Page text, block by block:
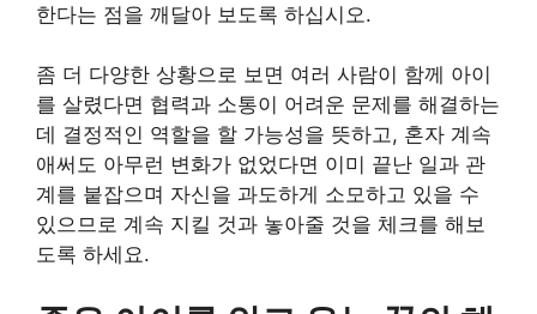
한다는 점을 깨달아 보도록 하십시오.
좀 더 다양한 상황으로 보면 여러 사람이 함께 아이
를 살렸다면 협력과 소통이 어려운 문제를 해결하는
데 결정적인 역할을 할 가능성을 뜻하고, 혼자 계속
애써도 아무런 변화가 없었다면 이미 끝난 일과 관
계를 붙잡으며 자신을 과도하게 소모하고 있을 수
있으므로 계속 지킬 것과 놓아줄 것을 체크를 해보
도록 하세요.